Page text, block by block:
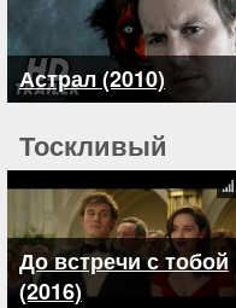
Астрал (2010)
Тоскливый
До встречи с тобой
(2016)